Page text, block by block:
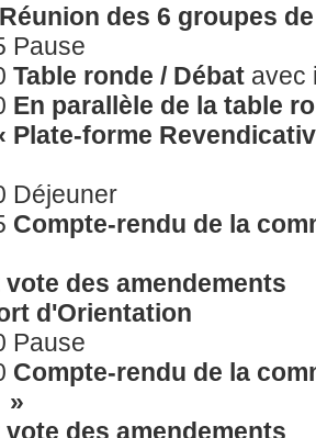
Réunion des 6 groupes
Pause
Table ronde / Débat avec
En parallèle de la table
Plate-forme
Déjeuner
Compte-rendu de la
des amendements
d'Orientation
Pause
Compte-rendu de la
»
des amendements